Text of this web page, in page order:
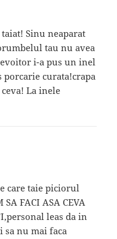
Sinu neaparat
tau nu avea
i-a pus un inel
porcarie curata!crapa
La inele
care taie piciorul
FACI ASA CEVA
leas da in
sa nu mai faca